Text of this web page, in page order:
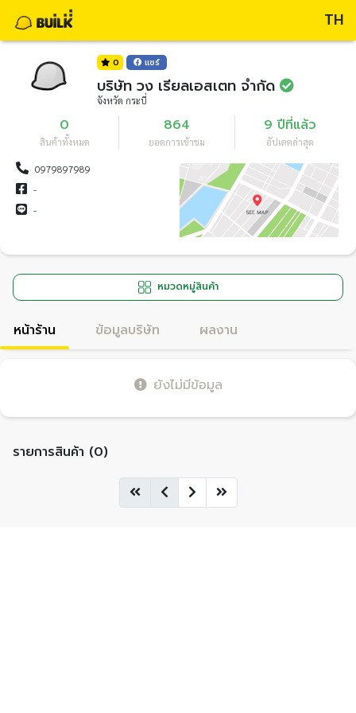
TH
0 แชร์
บริษัท วง เรียลเอสเตท จำกัด
จังหวัด กระบี่
0
สินค้าทั้งหมด
864
ยอดการเข้าชม
9 ปีที่แล้ว
อัปเดตล่าสุด
0979897989
-
-
หมวดหมู่สินค้า
หน้าร้าน ข้อมูลบริษัท ผลงาน
ยังไม่มีข้อมูล
รายการสินค้า (0)